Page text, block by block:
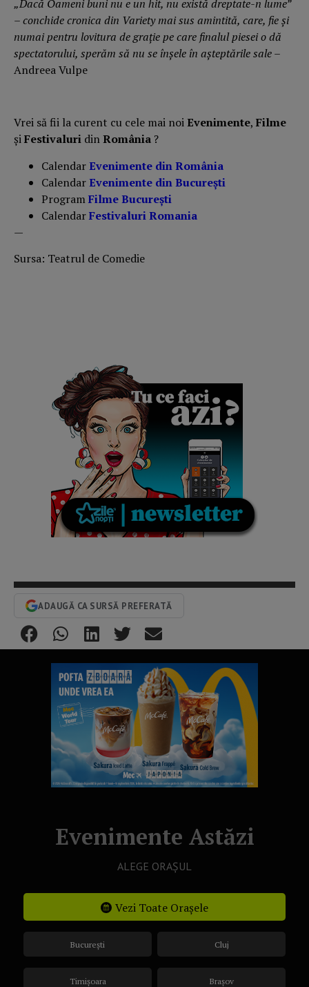
„Dacă Oameni buni nu e un hit, nu există dreptate-n lume”
– conchide cronica din Variety mai sus amintită, care, fie și
numai pentru lovitura de grație pe care finalul piesei o dă
spectatorului, sperăm să nu se înșele în așteptările sale–
Andreea Vulpe
Vrei să fii la curent cu cele mai noiEvenimente, Filme
șiFestivaluri dinRomânia ?
CalendarEvenimente din România
CalendarEvenimente din București
ProgramFilme București
CalendarFestivaluri Romania
—
Sursa: Teatrul de Comedie
ADAUGĂ CA SURSĂ PREFERATĂ
Evenimente Astăzi
ALEGE ORAȘUL
Vezi Toate Orașele
București
Timișoara
Cluj
Brașov